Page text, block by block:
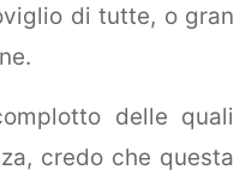
di tutte, o gran
delle quali
credo che questa